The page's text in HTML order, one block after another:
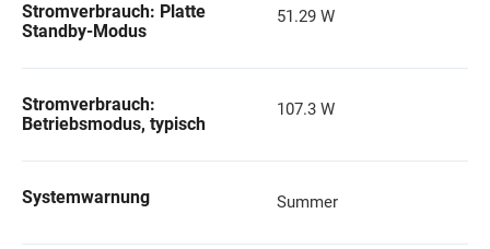
Stromverbrauch: Platte
Standby-Modus
51.29 W
Stromverbrauch:
Betriebsmodus, typisch
107.3 W
Systemwarnung Summer